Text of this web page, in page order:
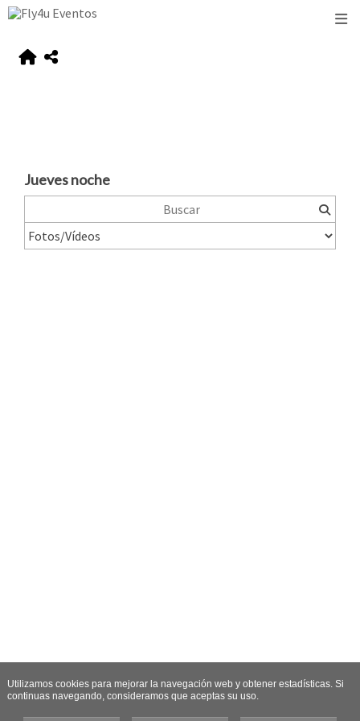
Jueves noche
Utilizamos cookies para mejorar la navegación web y obtener estadísticas. Si
continuas navegando, consideramos que aceptas su uso.